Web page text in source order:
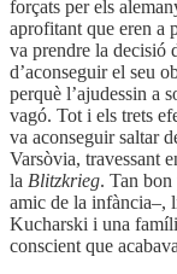
forçats per els
aprofitant que eren a
va prendre la decisió
d’aconseguir el seu
perquè l’ajudessin a
vagó. Tot i els trets
va aconseguir saltar
Varsòvia, travessant
la Blitzkrieg. Tan
amic de la infància–,
Kucharski i una
conscient que